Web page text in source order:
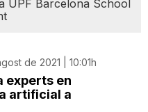
UPF Barcelona School
de 2021 | 10:01h
experts en
artificial a